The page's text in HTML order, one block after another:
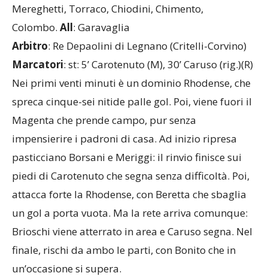
Mariani, Di Gerardo (16’st Casula).A disposizione
Mereghetti, Torraco, Chiodini, Chimento,
Colombo.All: Garavaglia
Arbitro: Re Depaolini di Legnano (Critelli-Corvino)
Marcatori: st: 5’ Carotenuto (M), 30’ Caruso (rig.)(R)
Nei primi venti minuti è un dominio Rhodense, che
spreca cinque-sei nitide palle gol. Poi, viene fuori il
Magenta che prende campo, pur senza
impensierire i padroni di casa. Ad inizio ripresa
pasticciano Borsani e Meriggi: il rinvio finisce sui
piedi di Carotenuto che segna senza difficoltà. Poi,
attacca forte la Rhodense, con Beretta che sbaglia
un gol a porta vuota. Ma la rete arriva comunque:
Brioschi viene atterrato in area e Caruso segna. Nel
finale, rischi da ambo le parti, con Bonito che in